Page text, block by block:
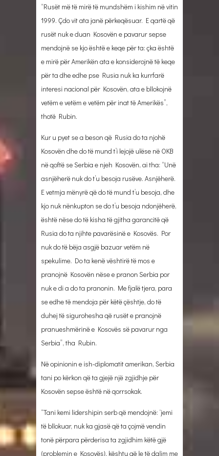
“Rusët më të mirë të mundshëm i kishim në vitin
1999. Çdo vit ata janë përkeqësuar. E qartë që
rusët nuk e duan Kosovën e pavarur sepse
mendojnë se kjo është e keqe për ta: çka është
e mirë për Amerikën ata e konsiderojnë të keqe
për ta dhe edhe pse Rusia nuk ka kurrfarë
interesi nacional për Kosovën, ata e bllokojnë
vetëm e vetëm e vetëm për inat të Amerikës”,
thotë Rubin.
Kur u pyet se a beson që Rusia do ta njohë
Kosovën dhe do të mund t’i lejojë ulëse në OKB
në qoftë se Serbia e njeh Kosovën, ai tha: “Unë
asnjëherë nuk do t’u besoja rusëve. Asnjëherë.
E vetmja mënyrë që do të mund t’u besoja, dhe
kjo nuk nënkupton se do t’u besoja ndonjëherë,
është nëse do të kisha të gjitha garancitë që
Rusia do ta njihte pavarësinë e Kosovës. Por
nuk do të bëja asgjë bazuar vetëm në
spekulime. Do ta kenë vështirë të mos e
pranojnë Kosovën nëse e pranon Serbia por
nuk e di a do ta pranonin. Me fjalë tjera, para
se edhe të mendoja për këtë çështje, do të
duhej të sigurohesha që rusët e pranojnë
pranueshmërinë e Kosovës së pavarur nga
Serbia”, tha Rubin.
Në opinionin e ish-diplomatit amerikan, Serbia
tani po kërkon që ta gjejë një zgjidhje për
Kosovën sepse është në qorrsokak.
“Tani kemi lidershipin serb që mendojnë: ‘jemi
të bllokuar, nuk ka gjasë që ta çojmë vendin
tonë përpara përderisa ta zgjidhim këtë gjë
(problemin e Kosovës), kështu që le të dalim me